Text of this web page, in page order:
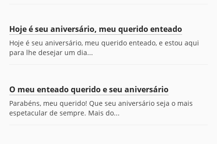
Hoje é seu aniversário, meu querido enteado
Hoje é seu aniversário, meu querido enteado, e estou aqui
para lhe desejar um dia...
O meu enteado querido e seu aniversário
Parabéns, meu querido! Que seu aniversário seja o mais
espetacular de sempre. Mais do...